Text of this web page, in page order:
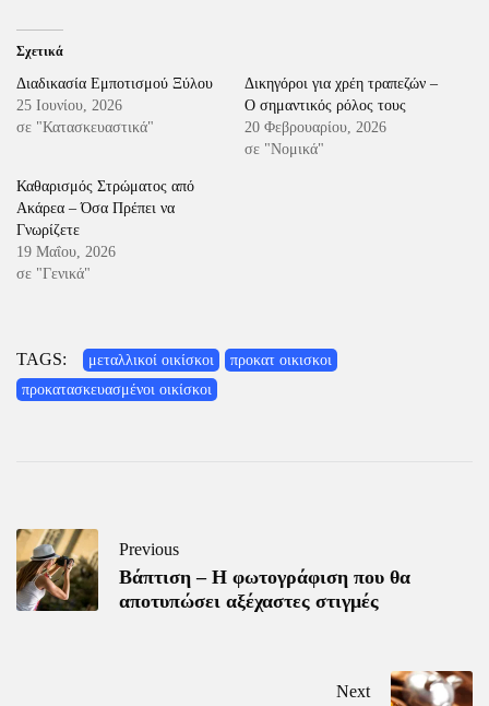
Σχετικά
Διαδικασία Εμποτισμού Ξύλου
25 Ιουνίου, 2026
σε "Κατασκευαστικά"
Δικηγόροι για χρέη τραπεζών –
Ο σημαντικός ρόλος τους
20 Φεβρουαρίου, 2026
σε "Νομικά"
Καθαρισμός Στρώματος από
Ακάρεα – Όσα Πρέπει να
Γνωρίζετε
19 Μαΐου, 2026
σε "Γενικά"
TAGS: μεταλλικοί οικίσκοι
προκατ οικισκοι
προκατασκευασμένοι οικίσκοι
Previous
Βάπτιση – Η φωτογράφιση που θα
αποτυπώσει αξέχαστες στιγμές
Next